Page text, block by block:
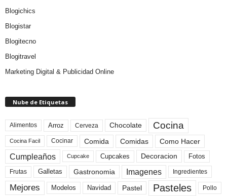
Blogichics
Blogistar
Blogitecno
Blogitravel
Marketing Digital & Publicidad Online
Nube de Etiquetas
Alimentos Arroz Cerveza Chocolate Cocina
Cocina Facil Cocinar Comida Comidas Como Hacer
Cumpleaños Cupcake Cupcakes Decoracion Fotos
Frutas Galletas Gastronomia Imagenes Ingredientes
Mejores Modelos Navidad Pastel Pasteles Pollo